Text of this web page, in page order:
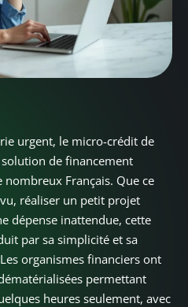
urgent, le micro-crédit de
de financement
Français. Que ce
réaliser un petit projet
dépense inattendue, cette
par sa simplicité et sa
organismes financiers ont
permettant
heures seulement, avec